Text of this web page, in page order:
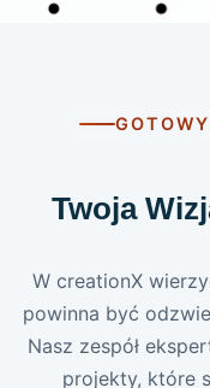
Twoja
W creationX
powinna być
Nasz zespół
projekty, które